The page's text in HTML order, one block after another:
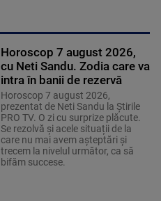
Horoscop 7 august 2026,
cu Neti Sandu. Zodia care va
intra în banii de rezervă
Horoscop 7 august 2026,
prezentat de Neti Sandu la Știrile
PRO TV. O zi cu surprize plăcute.
Se rezolvă și acele situații de la
care nu mai avem așteptări și
trecem la nivelul următor, ca să
bifăm succese.